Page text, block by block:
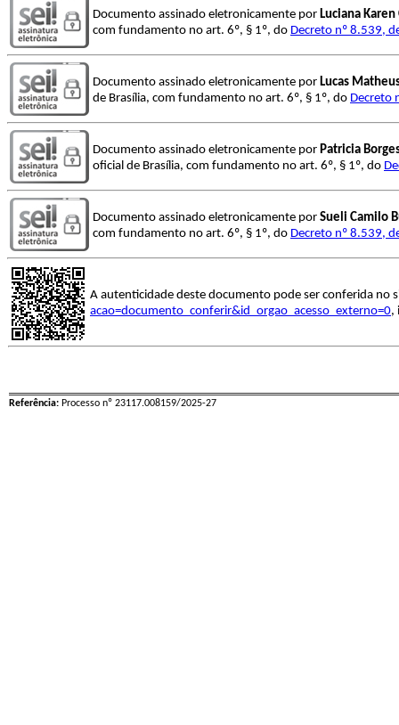
Documento assinado eletronicamente por Luciana Karen
com fundamento no art. 6º, § 1º, do Decreto nº 8.539,
Documento assinado eletronicamente por Lucas
de Brasília, com fundamento no art. 6º, § 1º, do Decreto
Documento assinado eletronicamente por Patricia
oficial de Brasília, com fundamento no art. 6º, § 1º, do
Documento assinado eletronicamente por Sueli Camilo
com fundamento no art. 6º, § 1º, do Decreto nº 8.539,
A autenticidade deste documento pode ser conferida no
acao=documento_conferir&id_orgao_acesso_externo=0,
Referência: Processo nº 23117.008159/2025-27